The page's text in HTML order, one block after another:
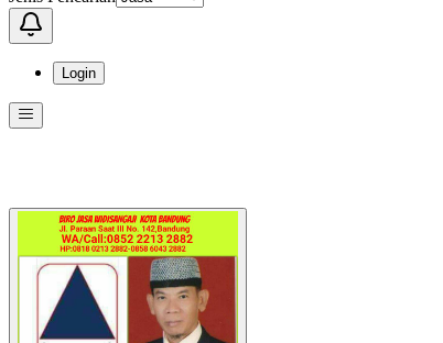
Login
Menu ini berisi navigasi untuk mengakses fitur-fitur di KangPro